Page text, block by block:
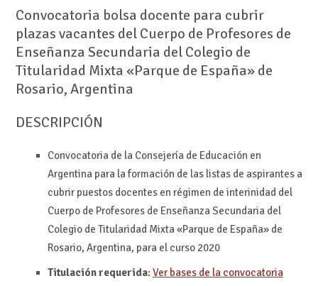
Convocatoria bolsa docente para cubrir
plazas vacantes del Cuerpo de Profesores de
Enseñanza Secundaria del Colegio de
Titularidad Mixta «Parque de España» de
Rosario, Argentina
DESCRIPCIÓN
Convocatoria de la Consejería de Educación en
Argentina para la formación de las listas de aspirantes a
cubrir puestos docentes en régimen de interinidad del
Cuerpo de Profesores de Enseñanza Secundaria del
Colegio de Titularidad Mixta «Parque de España» de
Rosario, Argentina, para el curso 2020
Titulación requerida: Ver bases de la convocatoria